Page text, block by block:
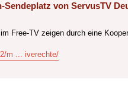
Sendeplatz von ServusTV
Free-TV zeigen durch eine
m ... iverechte/